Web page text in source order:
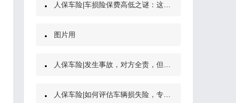
人保车险|车损险保费高低之谜：这些因素决定了你的保费
图片用
人保车险|发生事故，对方全责，但是他没买保险怎么办？
人保车险|如何评估车辆损失险，专家为你解答